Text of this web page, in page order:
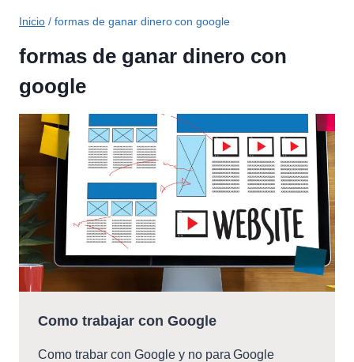
Inicio / formas de ganar dinero con google
formas de ganar dinero con
google
Como trabajar con Google
Como trabar con Google y no para Google